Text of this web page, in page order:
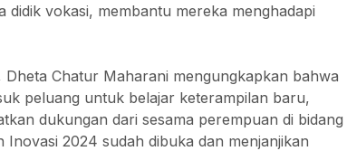
vokasi, membantu mereka menghadapi
Chatur Maharani mengungkapkan bahwa
peluang untuk belajar keterampilan baru,
dukungan dari sesama perempuan di bidang
2024 sudah dibuka dan menjanjikan